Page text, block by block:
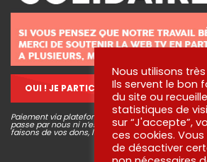
OUI ! JE PARTICIPE !
Paiement via plateforme sécurisé STRIPE, aucune
passe par nous ni n’est conservée. Pour en savoir
faisons de vos dons, lisez nos engagements!
Nous utilisons
Ils servent le bon
du site ou
statistiques de
sur “J'accepte”,
ces cookies.
de désactiver